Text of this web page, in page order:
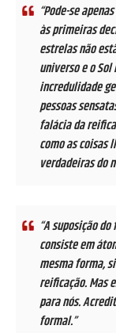
“Pode-se
às primeiras
estrelas não
universo e o
incredulidade
pessoas
falácia da
como as coisas
verdadeiras do
“A suposição
consiste em
mesma forma,
reificação. Mas
para nós.
formal.”